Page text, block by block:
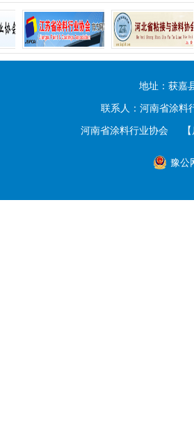
地址：获嘉
联系人：河南省涂
河南省涂料行业协会
豫公